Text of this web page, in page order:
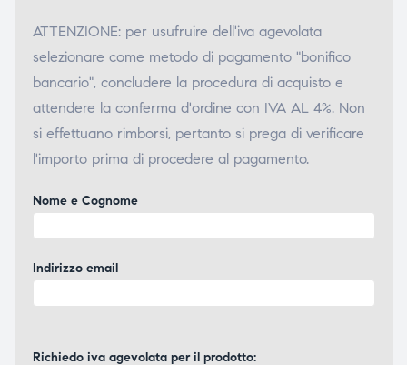
ATTENZIONE: per usufruire dell'iva agevolata
selezionare come metodo di pagamento "bonifico
bancario", concludere la procedura di acquisto e
attendere la conferma d'ordine con IVA AL 4%. Non
si effettuano rimborsi, pertanto si prega di verificare
l'importo prima di procedere al pagamento.
Nome e Cognome
Indirizzo email
Richiedo iva agevolata per il prodotto: